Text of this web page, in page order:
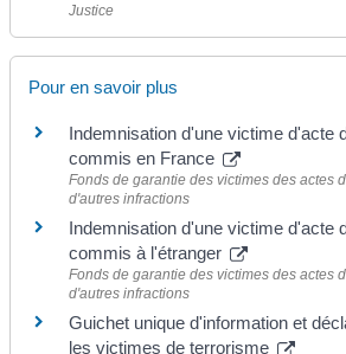
Justice
Pour en savoir plus
Indemnisation d'une victime d'acte
commis en France
Fonds de garantie des victimes des actes
d'autres infractions
Indemnisation d'une victime d'acte
commis à l'étranger
Fonds de garantie des victimes des actes
d'autres infractions
Guichet unique d'information et
les victimes de terrorisme